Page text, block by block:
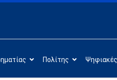
Πολίτης